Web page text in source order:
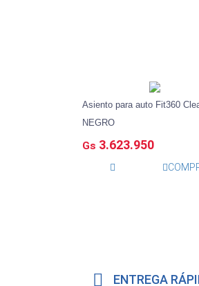
Asiento para auto Fit360
NEGRO
Gs 3.623.950
ENTREGA